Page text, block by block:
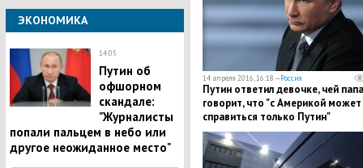
ЭКОНОМИКА
14:05
Путин об
офшорном
скандале:
"Журналисты
попали пальцем в небо или
другое неожиданное место"
14 апреля 2016, 16:18 —Россия
Путин ответил девочке, чей папа
говорит, что "с Америкой может
справиться только Путин"